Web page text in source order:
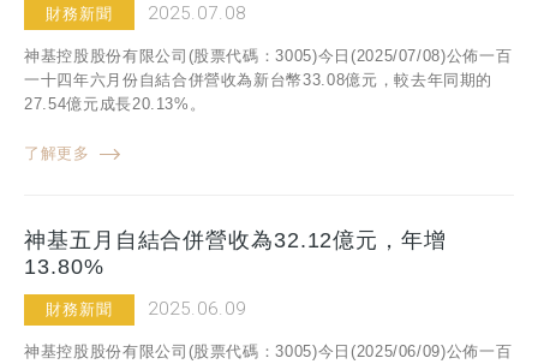
財務新聞 2025.07.08
神基控股股份有限公司(股票代碼：3005)今日(2025/07/08)公佈一百
一十四年六月份自結合併營收為新台幣33.08億元，較去年同期的
27.54億元成長20.13%。
了解更多
神基五月自結合併營收為32.12億元，年增
13.80%
財務新聞 2025.06.09
神基控股股份有限公司(股票代碼：3005)今日(2025/06/09)公佈一百